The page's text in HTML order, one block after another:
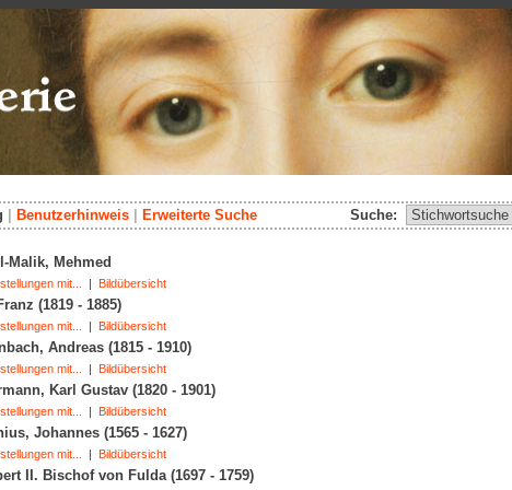
Suche:
Benutzerhinweis Erweiterte Suche
Malik, Mehmed
mit... | Bildübersicht
(1819 - 1885)
mit... | Bildübersicht
Andreas (1815 - 1910)
mit... | Bildübersicht
Karl Gustav (1820 - 1901)
mit... | Bildübersicht
Johannes (1565 - 1627)
mit... | Bildübersicht
II. Bischof von Fulda (1697 - 1759)